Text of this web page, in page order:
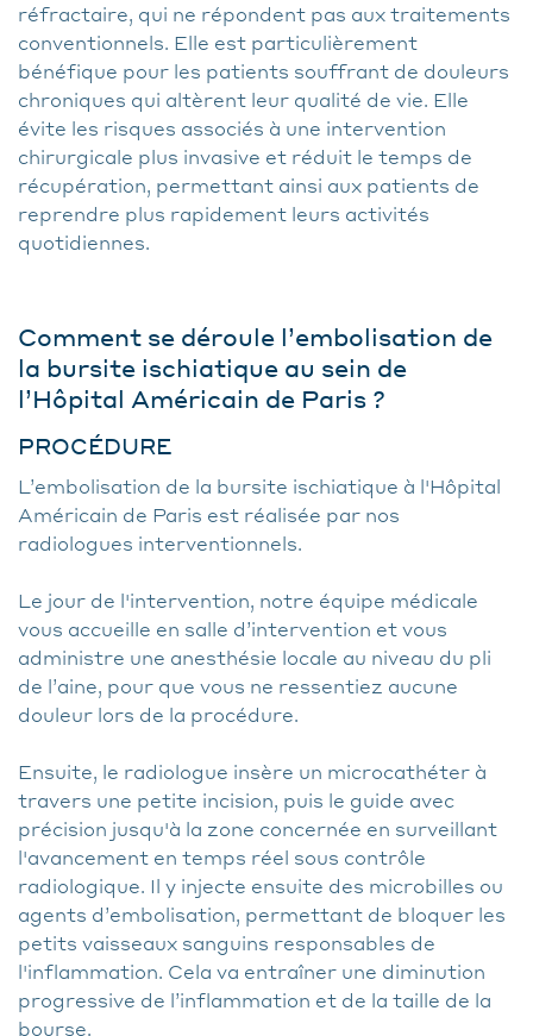
réfractaire, qui ne répondent pas aux traitements
conventionnels. Elle est particulièrement
bénéfique pour les patients souffrant de douleurs
chroniques qui altèrent leur qualité de vie. Elle
évite les risques associés à une intervention
chirurgicale plus invasive et réduit le temps de
récupération, permettant ainsi aux patients de
reprendre plus rapidement leurs activités
quotidiennes.
Comment se déroule l’embolisation de
la bursite ischiatique au sein de
l’Hôpital Américain de Paris ?
PROCÉDURE
L’embolisation de la bursite ischiatique à l'Hôpital
Américain de Paris est réalisée par nos
radiologues interventionnels.
Le jour de l'intervention, notre équipe médicale
vous accueille en salle d’intervention et vous
administre une anesthésie locale au niveau du pli
de l’aine, pour que vous ne ressentiez aucune
douleur lors de la procédure.
Ensuite, le radiologue insère un microcathéter à
travers une petite incision, puis le guide avec
précision jusqu'à la zone concernée en surveillant
l'avancement en temps réel sous contrôle
radiologique. Il y injecte ensuite des microbilles ou
agents d’embolisation, permettant de bloquer les
petits vaisseaux sanguins responsables de
l'inflammation. Cela va entraîner une diminution
progressive de l’inflammation et de la taille de la
bourse.